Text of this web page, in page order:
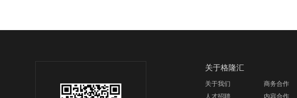
关于格隆汇
关于我们
商务合作
人才招聘
内容合作